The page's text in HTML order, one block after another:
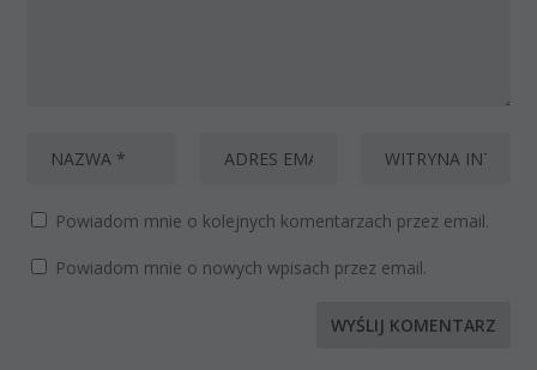
Powiadom mnie o kolejnych komentarzach przez email.
Powiadom mnie o nowych wpisach przez email.